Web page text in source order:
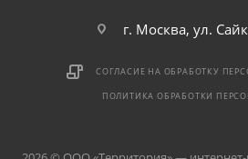
г. Москва, ул.
СОГЛАСИЕ НА ОБРАБОТКУ
ПОЛИТИКА ОБРАБОТКИ